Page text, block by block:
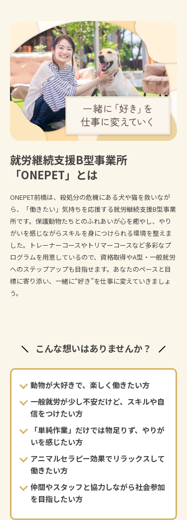
就労継続支援B型事業所
「ONEPET」とは
ONEPET前橋は、殺処分の危機にある犬や猫を救いなが
ら、「働きたい」気持ちを応援する就労継続支援B型事業
所です。保護動物たちとのふれあいが心を癒やし、やり
がいを感じながらスキルを身につけられる環境を整えま
した。トレーナーコースやトリマーコースなど多彩なプ
ログラムを用意しているので、資格取得やA型・一般就労
へのステップアップも目指せます。あなたのペースと目
標に寄り添い、一緒に“好き”を仕事に変えていきましょ
う。
こんな想いはありませんか？
動物が大好きで、楽しく働きたい方
一般就労が少し不安だけど、スキルや自
信をつけたい方
「単純作業」だけでは物足りず、やりが
いを感じたい方
アニマルセラピー効果でリラックスして
働きたい方
仲間やスタッフと協力しながら社会参加
を目指したい方